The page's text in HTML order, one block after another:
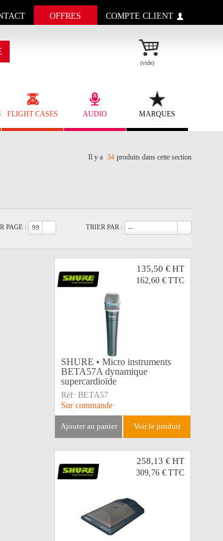
OFFRES COMPTE CLIENT
(vide)
FLIGHT CASES AUDIO MARQUES
Il y a 34 produits dans cette section
TRIER PAR : --
PAGE : 99
135,50 €HT
162,60 € TTC
SHURE • Micro instruments
BETA57A dynamique
supercardioïde
Réf: BETA57
Sur commande
ajouter au panier voir le produit
258,13 €HT
309,76 € TTC